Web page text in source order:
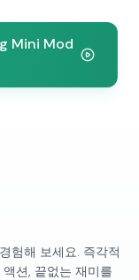
Mini Mod
험해 보세요. 즉각적
션, 끝없는 재미를